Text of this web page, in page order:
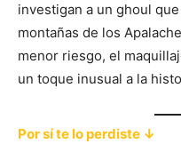
investigan a un ghoul
montañas de los
menor riesgo, el
un toque inusual a la
Por sí te lo perdiste ↓